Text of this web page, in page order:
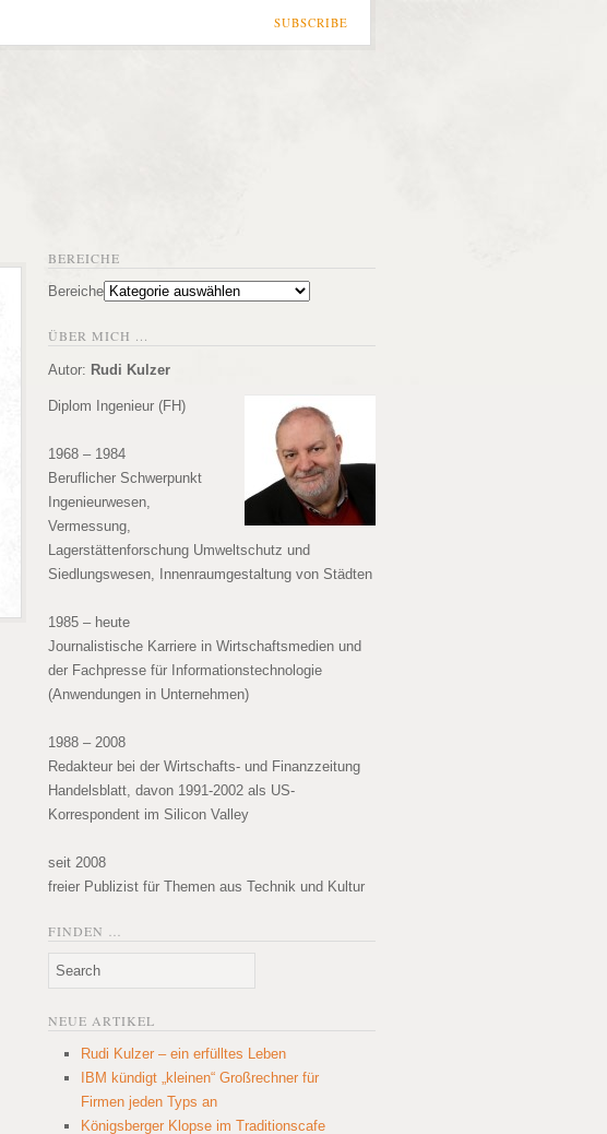
SUBSCRIBE
BEREICHE
Bereiche
ÜBER MICH ...
Autor: Rudi Kulzer
Diplom Ingenieur (FH)
1968 – 1984
Beruflicher Schwerpunkt
Ingenieurwesen,
Vermessung,
Lagerstättenforschung Umweltschutz und
Siedlungswesen, Innenraumgestaltung von Städten
1985 – heute
Journalistische Karriere in Wirtschaftsmedien und
der Fachpresse für Informationstechnologie
(Anwendungen in Unternehmen)
1988 – 2008
Redakteur bei der Wirtschafts- und Finanzzeitung
Handelsblatt, davon 1991-2002 als US-
Korrespondent im Silicon Valley
seit 2008
freier Publizist für Themen aus Technik und Kultur
FINDEN …
NEUE ARTIKEL
Rudi Kulzer – ein erfülltes Leben
IBM kündigt „kleinen“ Großrechner für
Firmen jeden Typs an
Königsberger Klopse im Traditionscafe